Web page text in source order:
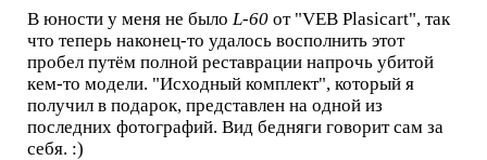
В юности у меня не было L-60от "VEB Plasicart", так
что теперь наконец-то удалось восполнить этот
пробел путём полной реставрации напрочь убитой
кем-то модели. "Исходный комплект", который я
получил в подарок, представлен на одной из
последних фотографий. Вид бедняги говорит сам за
себя. :)